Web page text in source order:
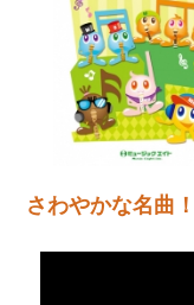
さわやかな名曲！